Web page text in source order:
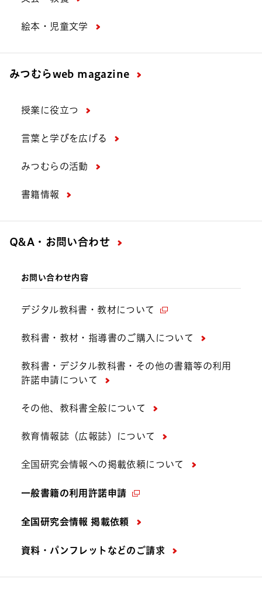
絵本・児童文学
みつむらweb magazine
授業に役立つ
言葉と学びを広げる
みつむらの活動
書籍情報
Q&A・お問い合わせ
お問い合わせ内容
デジタル教科書・教材について
教科書・教材・指導書のご購入について
教科書・デジタル教科書・その他の書籍等の利用
許諾申請について
その他、教科書全般について
教育情報誌（広報誌）について
全国研究会情報への掲載依頼について
一般書籍の利用許諾申請
全国研究会情報 掲載依頼
資料・パンフレットなどの ご請求